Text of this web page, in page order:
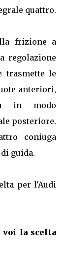
quattro.
frizione a
regolazione
trasmette le
anteriori,
in modo
posteriore.
coniuga
guida.
per l'Audi
voi la scelta